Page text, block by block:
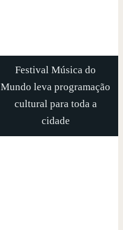
Festival Música do
Mundo leva programação
cultural para toda a
cidade